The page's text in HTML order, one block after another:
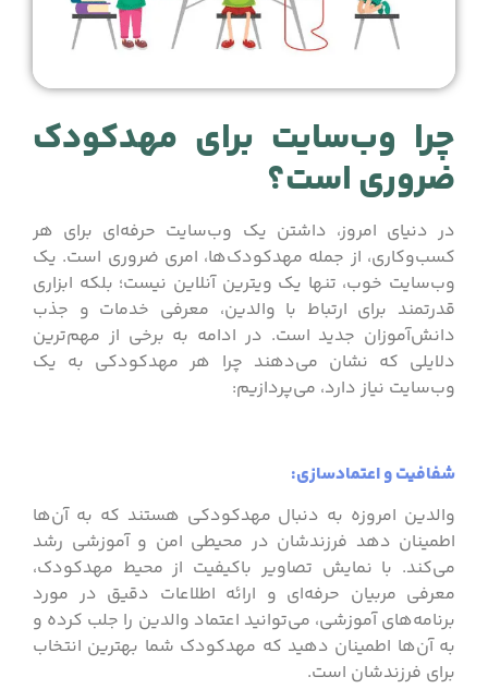
چرا وب‌سایت برای مهدکودک
ضروری است؟
در دنیای امروز، داشتن یک وب‌سایت حرفه‌ای برای هر
کسب‌وکاری، از جمله مهدکودک‌ها، امری ضروری است. یک
وب‌سایت خوب، تنها یک ویترین آنلاین نیست؛ بلکه ابزاری
قدرتمند برای ارتباط با والدین، معرفی خدمات و جذب
دانش‌آموزان جدید است. در ادامه به برخی از مهم‌ترین
دلایلی که نشان می‌دهند چرا هر مهدکودکی به یک
وب‌سایت نیاز دارد، می‌پردازیم:
شفافیت و اعتمادسازی:
والدین امروزه به دنبال مهدکودکی هستند که به آن‌ها
اطمینان دهد فرزندشان در محیطی امن و آموزشی رشد
می‌کند. با نمایش تصاویر باکیفیت از محیط مهدکودک،
معرفی مربیان حرفه‌ای و ارائه اطلاعات دقیق در مورد
برنامه‌های آموزشی، می‌توانید اعتماد والدین را جلب کرده و
به آن‌ها اطمینان دهید که مهدکودک شما بهترین انتخاب
برای فرزندشان است.